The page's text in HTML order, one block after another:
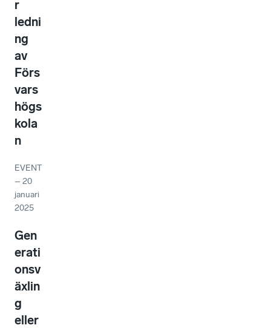
r
ledni
ng
av
Förs
vars
högs
kola
n
EVENT
–20
januari
2025
Gen
erati
onsv
äxlin
g
eller